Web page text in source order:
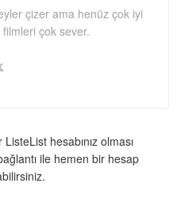
çizer ama henüz çok iyi
çok sever.
hesabınız olması
ile hemen bir hesap